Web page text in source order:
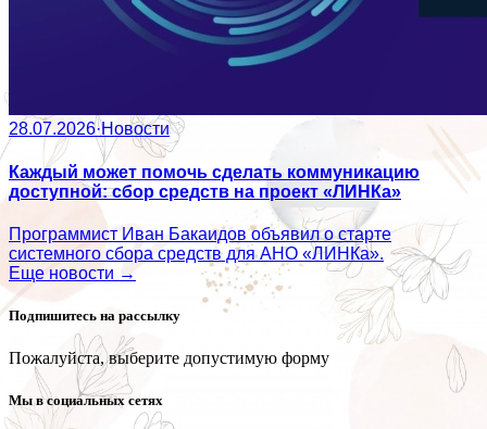
28.07.2026·Новости
Каждый может помочь сделать коммуникацию
доступной: сбор средств на проект «ЛИНКа»
Программист Иван Бакаидов объявил о старте
системного сбора средств для АНО «ЛИНКа».
Еще новости →
Подпишитесь на рассылку
Пожалуйста, выберите допустимую форму
Мы в социальных сетях